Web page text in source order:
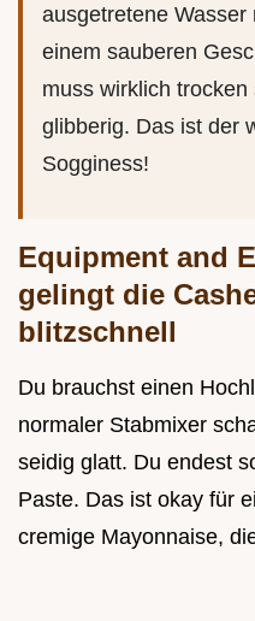
ausgetretene
einem sauberen
muss wirklich
glibberig. Das ist der
Sogginess!
Equipment and
gelingt die
blitzschnell
Du brauchst einen
normaler Stabmixer
seidig glatt. Du endest
Paste. Das ist okay für
cremige Mayonnaise,